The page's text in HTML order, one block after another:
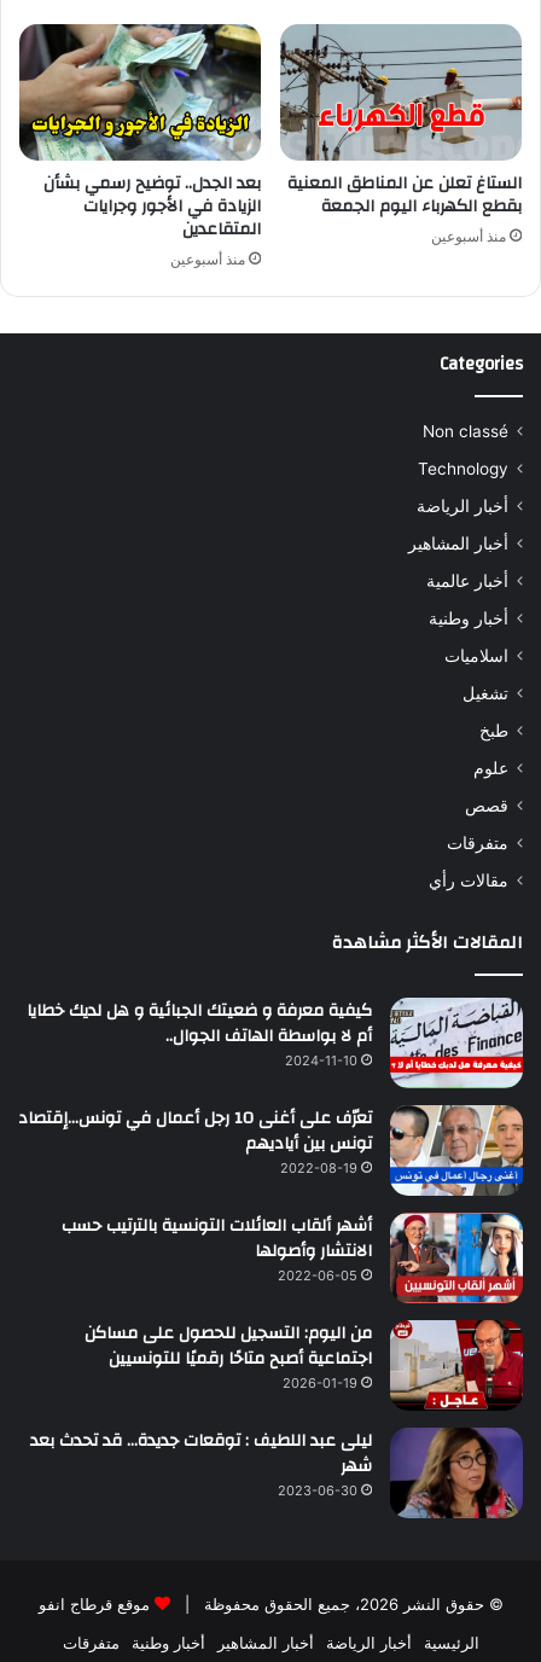
الستاغ تعلن عن المناطق المعنية
بقطع الكهرباء اليوم الجمعة
منذ أسبوعين
بعد الجدل.. توضيح رسمي بشأن
الزيادة في الأجور وجرايات
المتقاعدين
منذ أسبوعين
Categories
Non classé
Technology
أخبار الرياضة
أخبار المشاهير
أخبار عالمية
أخبار وطنية
اسلاميات
تشغيل
طبخ
علوم
قصص
متفرقات
مقالات رأي
المقالات الأكثر مشاهدة
كيفية معرفة و ضعيتك الجبائية و هل لديك خطايا
أم لا بواسطة الهاتف الجوال..
2024-11-10
تعرّف على أغنى 10 رجل أعمال في تونس…إقتصاد
تونس بين أياديهم
2022-08-19
أشهر ألقاب العائلات التونسية بالترتيب حسب
الانتشار وأصولها
2022-06-05
من اليوم: التسجيل للحصول على مساكن
اجتماعية أصبح متاحًا رقميًا للتونسيين
2026-01-19
ليلى عبد اللطيف : توقعات جديدة… قد تحدث بعد
شهر
2023-06-30
© حقوق النشر 2026، جميع الحقوق محفوظة |
موقع قرطاج انفو
الرئيسية
أخبار الرياضة أخبار المشاهير أخبار وطنية متفرقات